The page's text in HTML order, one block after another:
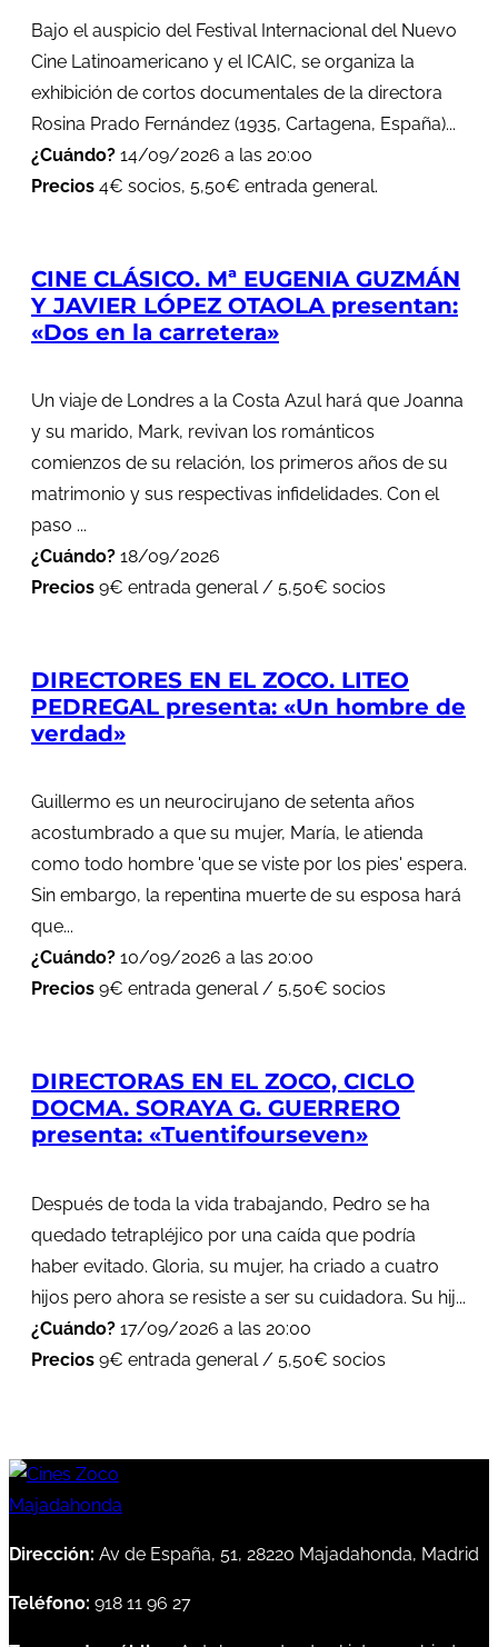
Bajo el auspicio del Festival Internacional del Nuevo
Cine Latinoamericano y el ICAIC, se organiza la
exhibición de cortos documentales de la directora
Rosina Prado Fernández (1935, Cartagena, España)...
¿Cuándo? 14/09/2026 a las 20:00
Precios 4€ socios, 5,50€ entrada general.
CINE CLÁSICO. Mª EUGENIA GUZMÁN
Y JAVIER LÓPEZ OTAOLA presentan:
«Dos en la carretera»
Un viaje de Londres a la Costa Azul hará que Joanna
y su marido, Mark, revivan los románticos
comienzos de su relación, los primeros años de su
matrimonio y sus respectivas infidelidades. Con el
paso ...
¿Cuándo? 18/09/2026
Precios 9€ entrada general / 5,50€ socios
DIRECTORES EN EL ZOCO. LITEO
PEDREGAL presenta: «Un hombre de
verdad»
Guillermo es un neurocirujano de setenta años
acostumbrado a que su mujer, María, le atienda
como todo hombre 'que se viste por los pies' espera.
Sin embargo, la repentina muerte de su esposa hará
que...
¿Cuándo? 10/09/2026 a las 20:00
Precios 9€ entrada general / 5,50€ socios
DIRECTORAS EN EL ZOCO, CICLO
DOCMA. SORAYA G. GUERRERO
presenta: «Tuentifourseven»
Después de toda la vida trabajando, Pedro se ha
quedado tetrapléjico por una caída que podría
haber evitado. Gloria, su mujer, ha criado a cuatro
hijos pero ahora se resiste a ser su cuidadora. Su hij...
¿Cuándo? 17/09/2026 a las 20:00
Precios 9€ entrada general / 5,50€ socios
Dirección: Av de España, 51, 28220 Majadahonda, Madrid
Teléfono: 918 11 96 27